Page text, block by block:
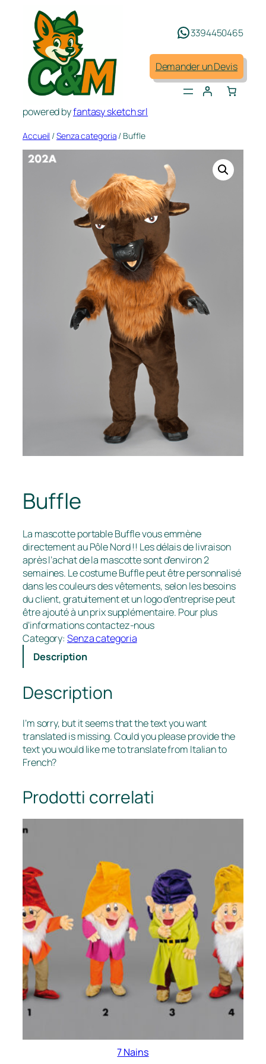
contenu
powered byfantasy sketch srl
3394450465
Demander un Devis
Accueil /Senza categoria / Buffle
Buffle
La mascotte portable Buffle vous emmène
directement au Pôle Nord !! Les délais de livraison
après l’achat de la mascotte sont d’environ 2
semaines. Le costume Buffle peut être personnalisé
dans les couleurs des vêtements, selon les besoins
du client, gratuitement et un logo d’entreprise peut
être ajouté à un prix supplémentaire. Pour plus
d’informations contactez-nous
Category:Senza categoria
Description
Description
I’m sorry, but it seems that the text you want
translated is missing. Could you please provide the
text you would like me to translate from Italian to
French?
Prodotti correlati
7 Nains